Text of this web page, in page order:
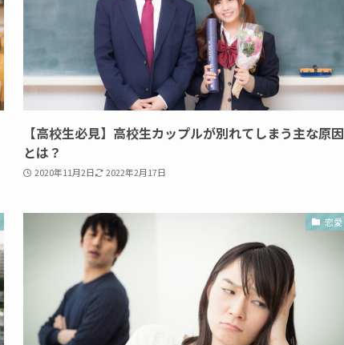
【高校生必見】高校生カップルが別れてしまう主な原因
とは？
2020年11月2日 2022年2月17日
恋愛